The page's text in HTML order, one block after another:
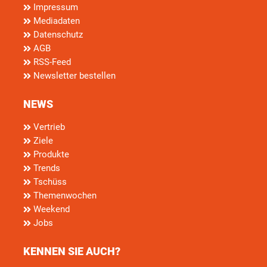
Impressum
Mediadaten
Datenschutz
AGB
RSS-Feed
Newsletter bestellen
NEWS
Vertrieb
Ziele
Produkte
Trends
Tschüss
Themenwochen
Weekend
Jobs
KENNEN SIE AUCH?